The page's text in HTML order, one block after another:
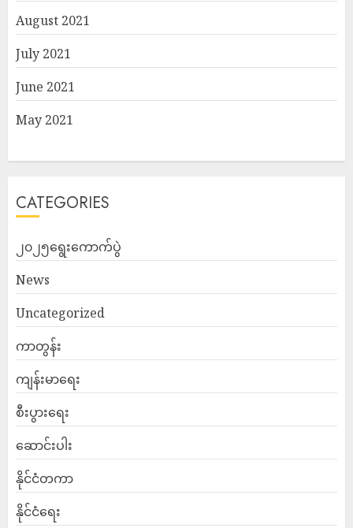
August 2021
July 2021
June 2021
May 2021
CATEGORIES
၂၀၂၅ရွေးကောက်ပွဲ
News
Uncategorized
ကာတွန်း
ကျန်းမာရေး
စီးပွားရေး
ဆောင်းပါး
နိုင်ငံတကာ
နိုင်ငံရေး